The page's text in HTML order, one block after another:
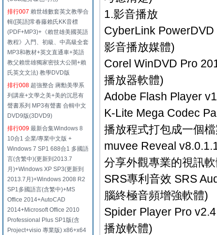
排行007 賴世雄數套英文教學合
輯([英語]常春藤賴氏KK音標
(PDF+MP3)+《賴世雄美國英語
教程》入門、初級、中高級全套
MP3和教材+英文直通車+英語
教父賴世雄獨家密技大公開+賴
氏英文文法) 教學DVD版
排行008 超強整合 蔣勳美學系
列講座+文學之美+美的沉思有
聲書系列 MP3有聲書 合輯中文
DVD9版(3DVD9)
排行009 最新合集Windows 8
10合1 企業/專業中文版 +
Windows 7 SP1 688合1 多國語
言(含繁中)(更新到2013.7
月)+Windows XP SP3(更新到
2013.7月)+Windows 2008 R2
SP1多國語言(含繁中)+MS
Office 2014+AutoCAD
2014+Microsoft Office 2010
Professional Plus SP1版(含
Project+visio 專業版) x86+x64
1.影音播放
CyberLink
影音播放媒體)
Corel WinDVD Pro
播放器軟體)
Adobe Flash Player
K-Lite Mega Codec
播放程式打包成一個
muvee Reveal
分享外觀專業的視訊
SRS專利音效 SRS
腦終極音頻增強軟體)
Spider Player Pro
播放軟體)